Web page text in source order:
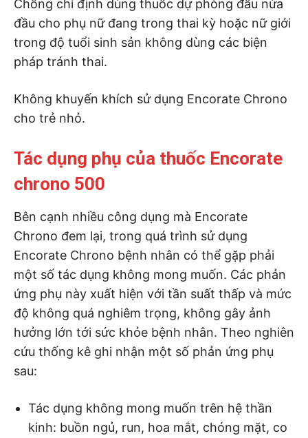
Chống chỉ định dùng thuốc dự phòng đầu nửa
đầu cho phụ nữ đang trong thai kỳ hoặc nữ giới
trong độ tuổi sinh sản không dùng các biện
pháp tránh thai.
Không khuyến khích sử dụng Encorate Chrono
cho trẻ nhỏ.
Tác dụng phụ của thuốc Encorate
chrono 500
Bên cạnh nhiều công dụng mà Encorate
Chrono đem lại, trong quá trình sử dụng
Encorate Chrono bệnh nhân có thể gặp phải
một số tác dụng không mong muốn. Các phản
ứng phụ này xuất hiện với tần suất thấp và mức
độ không quá nghiêm trọng, không gây ảnh
hưởng lớn tới sức khỏe bệnh nhân. Theo nghiên
cứu thống kê ghi nhận một số phản ứng phụ
sau:
Tác dụng không mong muốn trên hệ thần
kinh: buồn ngủ, run, hoa mắt, chóng mặt, co